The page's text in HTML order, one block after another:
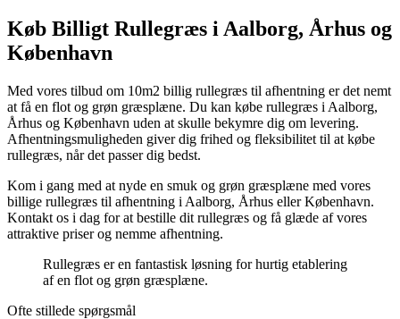
Køb Billigt Rullegræs i Aalborg, Århus og
København
Med vores tilbud om 10m2 billig rullegræs til afhentning er det nemt
at få en flot og grøn græsplæne. Du kan købe rullegræs i Aalborg,
Århus og København uden at skulle bekymre dig om levering.
Afhentningsmuligheden giver dig frihed og fleksibilitet til at købe
rullegræs, når det passer dig bedst.
Kom i gang med at nyde en smuk og grøn græsplæne med vores
billige rullegræs til afhentning i Aalborg, Århus eller København.
Kontakt os i dag for at bestille dit rullegræs og få glæde af vores
attraktive priser og nemme afhentning.
Rullegræs er en fantastisk løsning for hurtig etablering
af en flot og grøn græsplæne.
Ofte stillede spørgsmål